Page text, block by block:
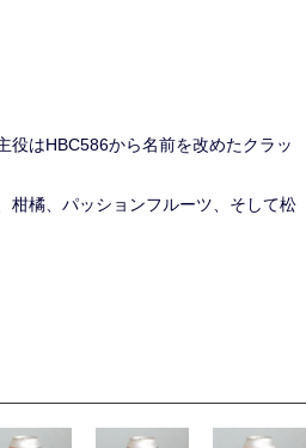
役はHBC586から名前を改めたクラッ
柑橘、パッションフルーツ、そして松